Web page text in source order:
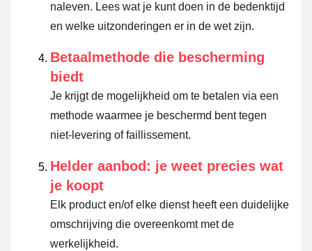
naleven. Lees wat je kunt doen in de bedenktijd
en welke uitzonderingen er in de wet zijn.
Betaalmethode die bescherming
biedt
Je krijgt de mogelijkheid om te betalen via een
methode waarmee je beschermd bent tegen
niet-levering of faillissement.
Helder aanbod: je weet precies wat
je koopt
Elk product en/of elke dienst heeft een duidelijke
omschrijving die overeenkomt met de
werkelijkheid.